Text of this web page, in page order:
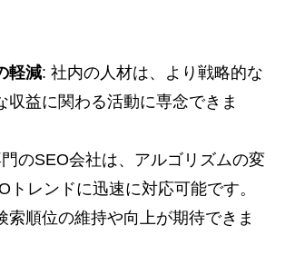
軽減: 社内の人材は、より戦略的な
収益に関わる活動に専念できま
のSEO会社は、アルゴリズムの変
トレンドに迅速に対応可能です。
索順位の維持や向上が期待できま